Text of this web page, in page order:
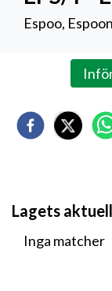
Espoo,
Lagets
Inga matcher